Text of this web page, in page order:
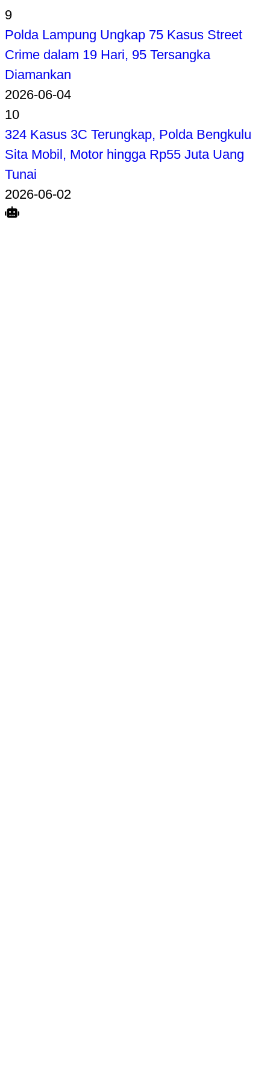
9
Polda Lampung Ungkap 75 Kasus Street
Crime dalam 19 Hari, 95 Tersangka
Diamankan
2026-06-04
10
324 Kasus 3C Terungkap, Polda Bengkulu
Sita Mobil, Motor hingga Rp55 Juta Uang
Tunai
2026-06-02